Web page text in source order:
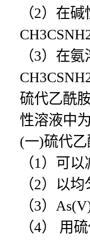
（2）在
（3）在
硫代乙酰
性溶液中为
(一)硫代
（1）可
（2）以
（3）
（4） 用